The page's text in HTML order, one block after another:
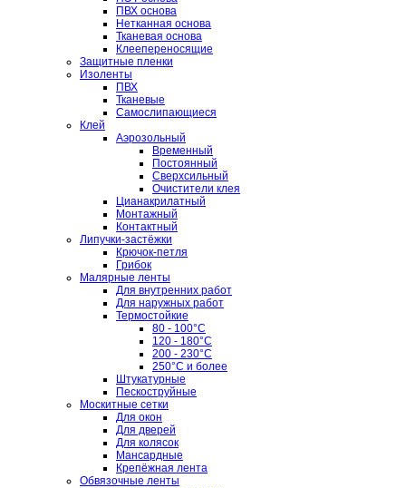
ПВХ основа
Нетканная основа
Тканевая основа
Клеепереносящие
Защитные пленки
Изоленты
ПВХ
Тканевые
Самослипающиеся
Клей
Аэрозольный
Временный
Постоянный
Сверхсильный
Очистители клея
Цианакрилатный
Монтажный
Контактный
Липучки-застёжки
Крючок-петля
Грибок
Малярные ленты
Для внутренних работ
Для наружных работ
Термостойкие
80 - 100°C
120 - 180°C
200 - 230°C
250°C и более
Штукатурные
Пескоструйные
Москитные сетки
Для окон
Для дверей
Для колясок
Мансардные
Крепёжная лента
Обвязочные ленты